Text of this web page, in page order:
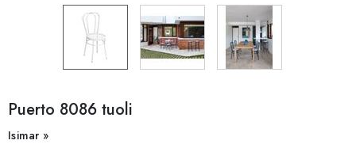
Puerto 8086 tuoli
Isimar »